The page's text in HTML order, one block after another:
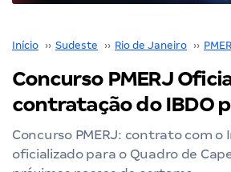
Início ›› Sudeste ›› Rio de Janeiro ››
Concurso PMERJ
contratação do IBDO
Concurso PMERJ: contrato com o
oficializado para o Quadro de